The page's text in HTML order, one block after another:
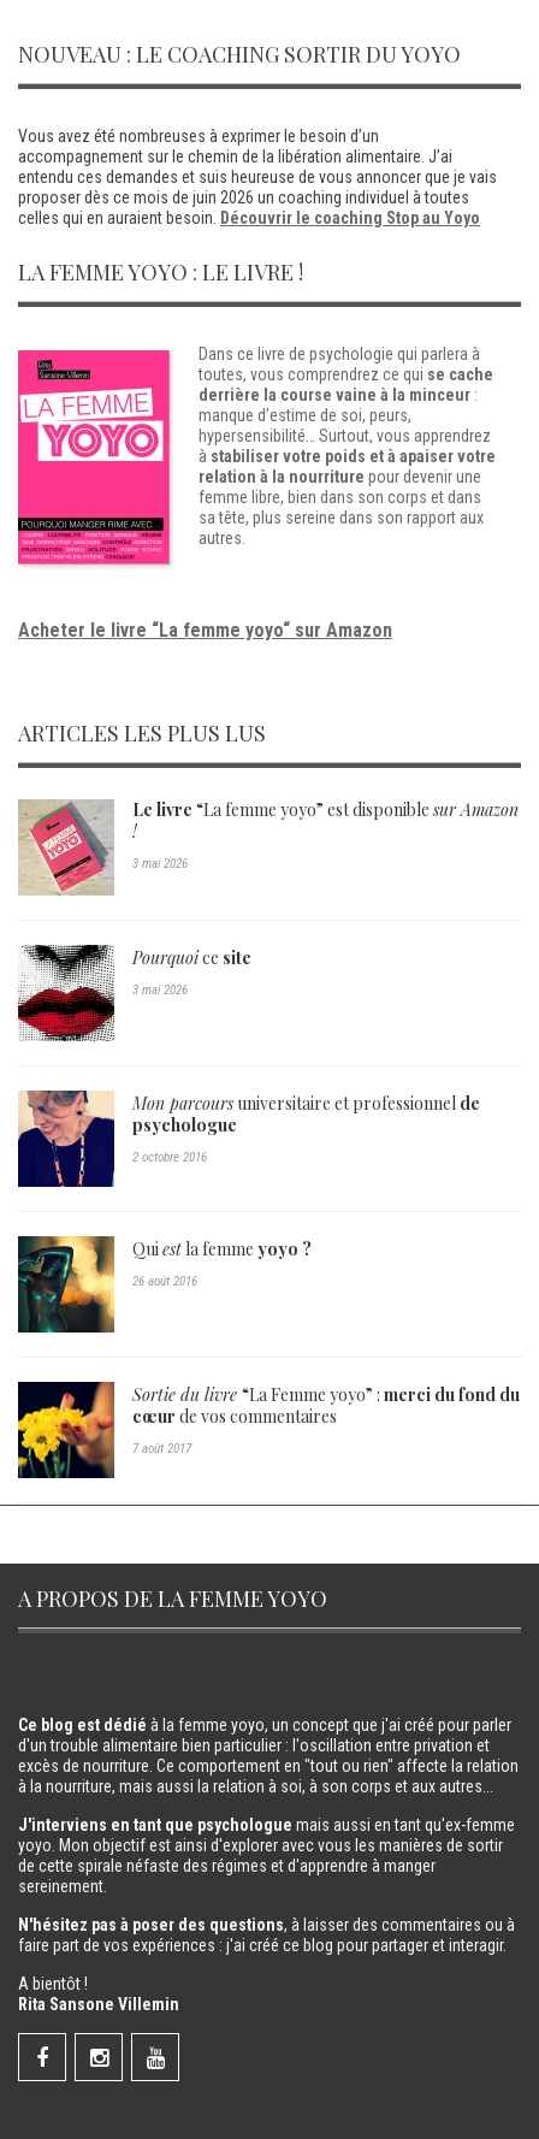
NOUVEAU : LE COACHING SORTIR DU YOYO
Vous avez été nombreuses à exprimer le besoin d’un
accompagnement sur le chemin de la libération alimentaire. J’ai
entendu ces demandes et suis heureuse de vous annoncer que je vais
proposer dès ce mois de juin 2026 un coaching individuel à toutes
celles qui en auraient besoin. Découvrir le coaching Stop au Yoyo
LA FEMME YOYO : LE LIVRE !
Dans ce livre de psychologie qui parlera à
toutes, vous comprendrez ce qui se cache
derrière la course vaine à la minceur :
manque d’estime de soi, peurs,
hypersensibilité…
Surtout, vous apprendrez
à stabiliser votre poids et à apaiser votre
relation à la nourriture pour devenir une
femme libre, bien dans son corps et dans
sa tête, plus sereine dans son rapport aux
autres.
Acheter le livre “La femme yoyo“ sur Amazon
ARTICLES LES PLUS LUS
Le livre “La femme yoyo” est disponiblesur Amazon
!
3 mai 2026
Pourquoice site
3 mai 2026
Mon parcours universitaire et professionnel de
psychologue
2 octobre 2016
Qui est la femme yoyo ?
26 août 2016
Sortie du livre “La Femme yoyo” : merci du fond du
cœur de vos commentaires
7 août 2017
A PROPOS DE LA FEMME YOYO
Ce blog est dédié à la femme yoyo, un concept que j'ai créé pour parler
d'un trouble alimentaire bien particulier : l'oscillation entre privation et
excès de nourriture. Ce comportement en "tout ou rien" affecte la relation
à la nourriture, mais aussi la relation à soi, à son corps et aux autres...
J'interviens en tant que psychologue mais aussi en tant qu'ex-femme
yoyo. Mon objectif est ainsi d'explorer avec vous les manières de sortir
de cette spirale néfaste des régimes et d'apprendre à manger
sereinement.
N'hésitez pas à poser des questions, à laisser des commentaires ou à
faire part de vos expériences : j'ai créé ce blog pour partager et interagir.
A bientôt !
Rita Sansone Villemin